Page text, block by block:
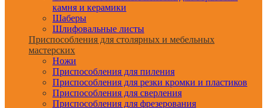
камня и керамики
Шаберы
Шлифовальные листы
Приспособления для столярных и мебельных
мастерских
Ножи
Приспособления для пиления
Приспособления для резки кромки и пластиков
Приспособления для сверления
Приспособления для фрезерования